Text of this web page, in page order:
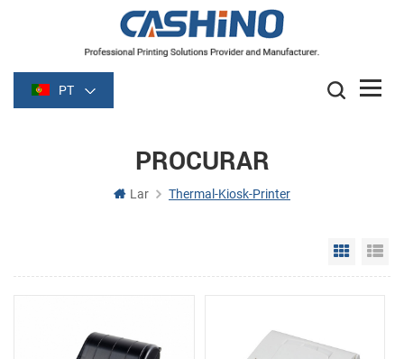
PT
PROCURAR
Lar Thermal-Kiosk-Printer
Grid